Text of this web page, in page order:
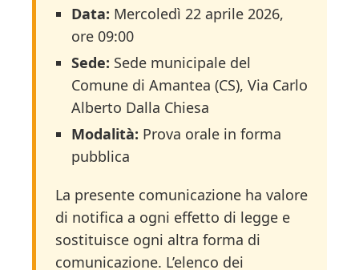
Data: Mercoledì 22 aprile 2026,
ore 09:00
Sede: Sede municipale del
Comune di Amantea (CS), Via Carlo
Alberto Dalla Chiesa
Modalità: Prova orale in forma
pubblica
La presente comunicazione ha valore
di notifica a ogni effetto di legge e
sostituisce ogni altra forma di
comunicazione. L’elenco dei